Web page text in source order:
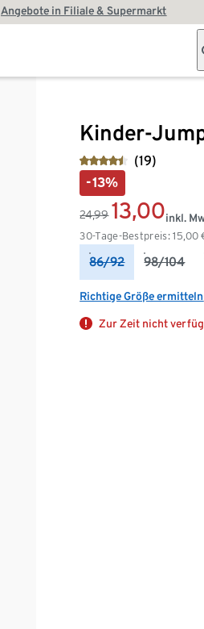
Angebote in Filiale & Supermarkt
Kinder-
(19)
-13%
24,99 13,00
30-Tage-Bestpreis: 15,00
inkl.
86/92 98/104
Richtige Größe ermitteln
Zur Zeit nicht